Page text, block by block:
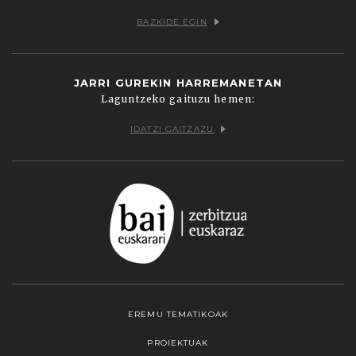
BAZKIDE EGIN
JARRI GUREKIN HARREMANETAN
Laguntzeko gaituzu hemen:
IDATZI GAITZAZU
EREMU TEMATIKOAK
PROIEKTUAK